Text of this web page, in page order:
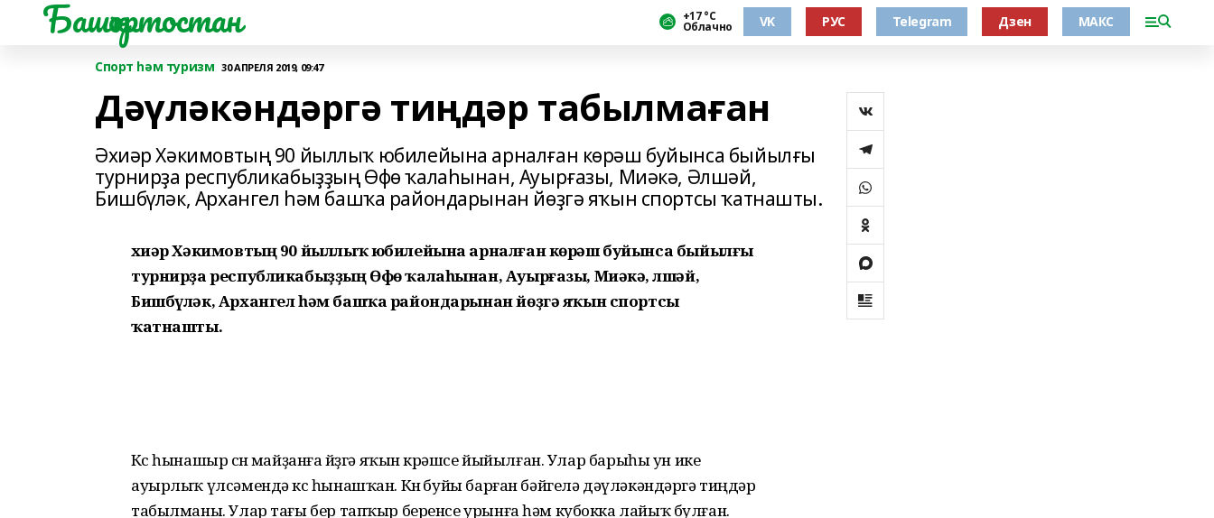
Башҡортостан +17 °С
Облачно VK РУС Telegram Дзен МАКС
Спорт һәм туризм 30 АПРЕЛЯ 2019, 09:47
Дәүләкәндәргә тиңдәр табылмаған
Әхиәр Хәкимовтың 90 йыллыҡ юбилейына арналған көрәш буйынса быйылғы
турнирҙа республикабыҙҙың Өфө ҡалаһынан, Ауырғазы, Миәкә, Әлшәй,
Бишбүләк, Архангел һәм башҡа райондарынан йөҙгә яҡын спортсы ҡатнашты.
Әхиәр Хәкимовтың 90 йыллыҡ юбилейына арналған көрәш буйынса быйылғы
турнирҙа республикабыҙҙың Өфө ҡалаһынан, Ауырғазы, Миәкә, Әлшәй,
Бишбүләк, Архангел һәм башҡа райондарынан йөҙгә яҡын спортсы
ҡатнашты.
Көс һынашыр өсөн майҙанға йөҙгә яҡын көрәшсе йыйылған. Улар барыһы ун ике
ауырлыҡ үлсәмендә көс һынашҡан. Көнө буйы барған бәйгелә дәүләкәндәргә тиңдәр
табылманы. Улар тағы бер тапҡыр беренсе урынға һәм кубокка лайыҡ булған.